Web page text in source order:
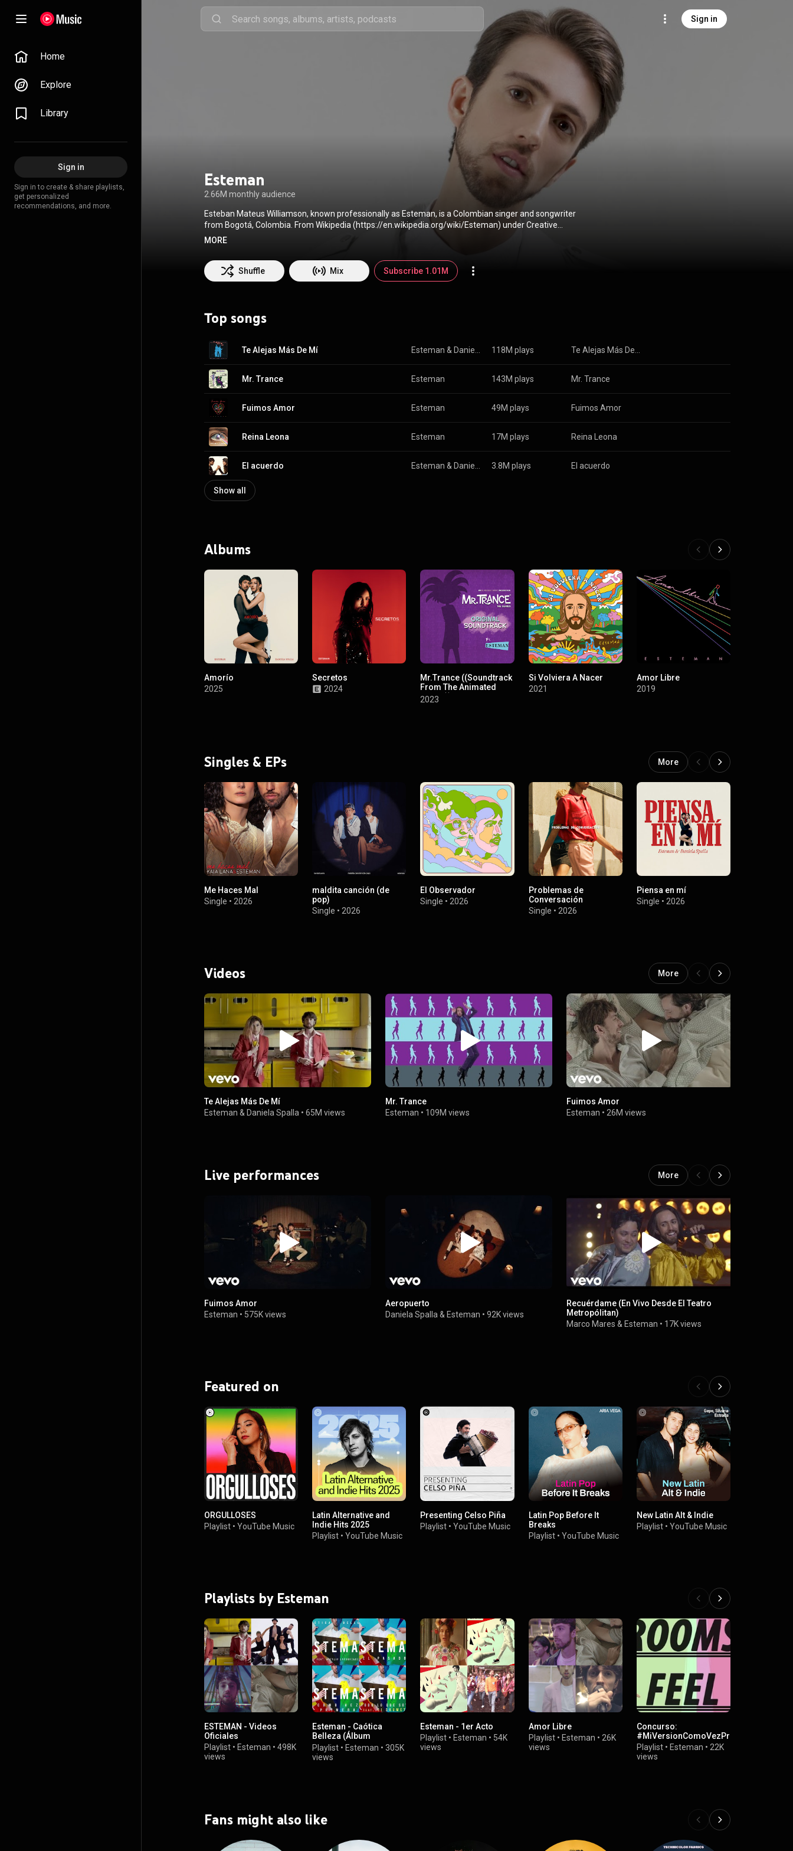
Sign in
Home
Explore
Library
Sign in
Sign in to create & share playlists,
get personalized
recommendations, and more.
Esteman
2.66M monthly audience
Esteban Mateus Williamson, known professionally as Esteman, is a Colombian singer and songwriter
from Bogotá, Colombia. From Wikipedia (https://en.wikipedia.org/wiki/Esteman) under Creative
Commons Attribution CC-BY-SA 3.0 (
http://creativecommons.org/licenses/b...
MORE
Shuffle Mix Subscribe 1.01M
Top songs
Te Alejas Más De Mí Esteman & 118M plays
Mr. Trance Esteman 143M plays Mr. Trance
Fuimos Amor Esteman 49M plays Fuimos Amor
Reina Leona Esteman 17M plays Reina Leona
El acuerdo Esteman & 3.8M plays El acuerdo
Show all
Albums
Amorío
2025
Secretos
2024
Mr.Trance ((Soundtrack
From The Animated
Series))
2023
Si Volviera A Nacer
2021
Amor Libre
2019
Singles & EPs More
Me Haces Mal
Single • 2026
maldita canción (de
pop)
Single • 2026
El Observador
Single • 2026
Problemas de
Conversación
Single • 2026
Piensa en mí
Single • 2026
Videos More
Te Alejas Más De Mí
Esteman & Daniela Spalla • 65M views
Mr. Trance
Esteman • 109M views
Fuimos Amor
Esteman • 26M views
Live performances More
Fuimos Amor
Esteman • 575K views
Aeropuerto
Daniela Spalla& Esteman •92K views
Recuérdame (En Vivo Desde El Teatro
Metropólitan)
Marco Mares & Esteman • 17K views
Featured on
ORGULLOSES
Playlist • YouTube Music
Latin Alternative and
Indie Hits 2025
Playlist •YouTube Music
Presenting Celso Piña
Playlist •YouTube Music
Latin Pop Before It
Breaks
Playlist• YouTube Music
New Latin Alt & Indie
Playlist• YouTube Music
Playlists by Esteman
ESTEMAN - Videos
Oficiales
Playlist • Esteman • 498K
views
Esteman - Caótica
Belleza (Álbum
completo)
Playlist • Esteman •305K
views
Esteman - 1er Acto
Playlist • Esteman • 54K
views
Amor Libre
Playlist• Esteman • 26K
views
Concurso:
#MiVersionComoVezPrimera
Playlist• Esteman • 22K
views
Fans might also like